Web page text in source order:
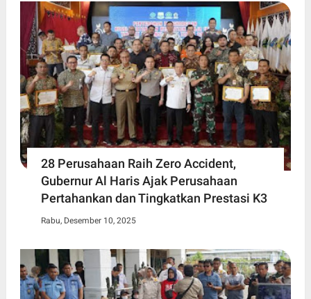
28 Perusahaan Raih Zero Accident,
Gubernur Al Haris Ajak Perusahaan
Pertahankan dan Tingkatkan Prestasi K3
Rabu, Desember 10, 2025